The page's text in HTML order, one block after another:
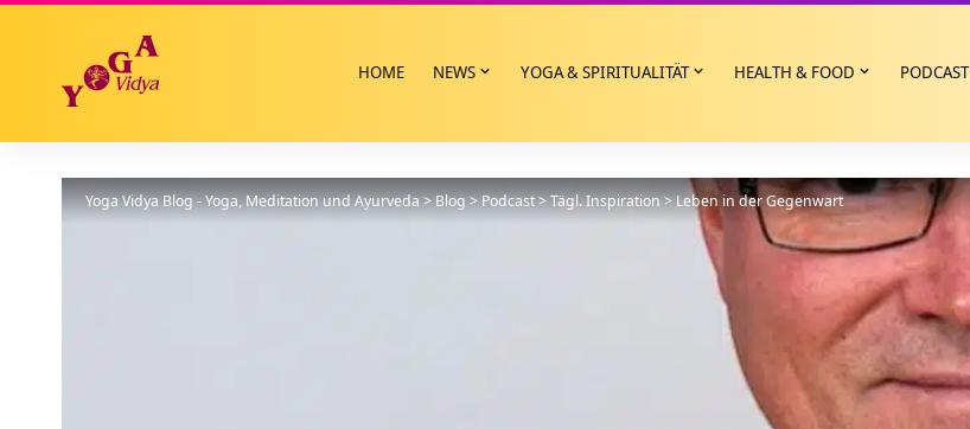
HOME NEWS YOGA & SPIRITUALITÄT HEALTH & FOOD PODCAST
Yoga Vidya Blog - Yoga, Meditation und Ayurveda>Blog>Podcast>Tägl. Inspiration>Leben in der Gegenwart